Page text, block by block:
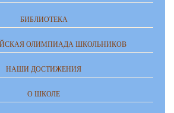
БИБЛИОТЕКА
ОЛИМПИАДА ШКОЛЬНИКОВ
НАШИ ДОСТИЖЕНИЯ
О ШКОЛЕ